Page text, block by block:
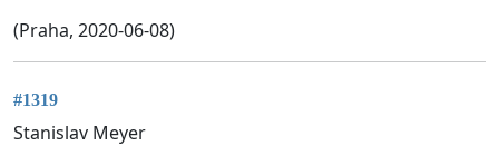
(Praha, 2020-06-08)
#1319
Stanislav Meyer